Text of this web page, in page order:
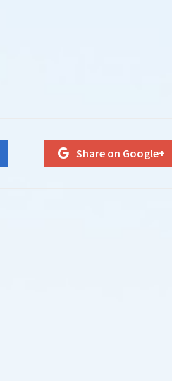
Share on Google+